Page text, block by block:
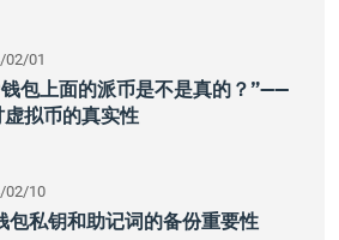
02/01
包上面的派币是不是真的？”——
虚拟币的真实性
02/10
包私钥和助记词的备份重要性